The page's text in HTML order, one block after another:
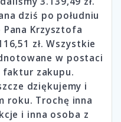
dziś po południu
Krzysztofa
zł. Wszystkie
w postaci
zakupu.
dziękujemy i
roku. Trochę inna
i inna osoba z